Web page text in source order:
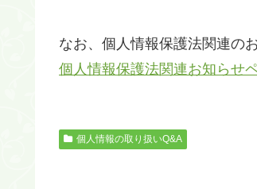
なお、個人情報保護法関連の
個人情報保護法関連お知らせ
個人情報の取り扱いQ&A